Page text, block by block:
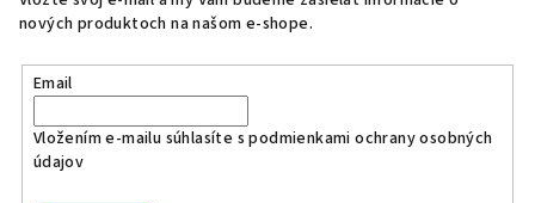
nových produktoch na našom e-shope.
Email
Vložením e-mailu súhlasíte spodmienkami ochrany osobných
údajov